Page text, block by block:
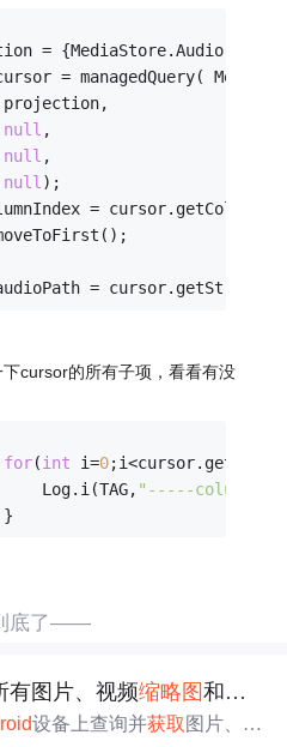
=
= managedQuery(
projection,
null ,
null ,
null);
=
=
cursor的所有子项，看看有没
for(int i=0
	        		Log.i(TAG,
"-----column
	        	}
底了——
有图片、视频缩略图和音乐
设备上查询并获取 图片、音